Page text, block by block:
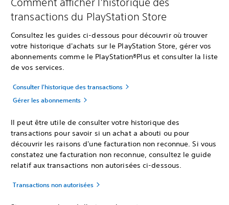
Comment afficher l'historique des
transactions du PlayStation Store
Consultez les guides ci-dessous pour découvrir où trouver
votre historique d'achats sur le PlayStation Store, gérer vos
abonnements comme le PlayStation®Plus et consulter la liste
de vos services.
Consulter l'historique des transactions
Gérer les abonnements
Il peut être utile de consulter votre historique des
transactions pour savoir si un achat a abouti ou pour
découvrir les raisons d'une facturation non reconnue. Si vous
constatez une facturation non reconnue, consultez le guide
relatif aux transactions non autorisées ci-dessous.
Transactions non autorisées